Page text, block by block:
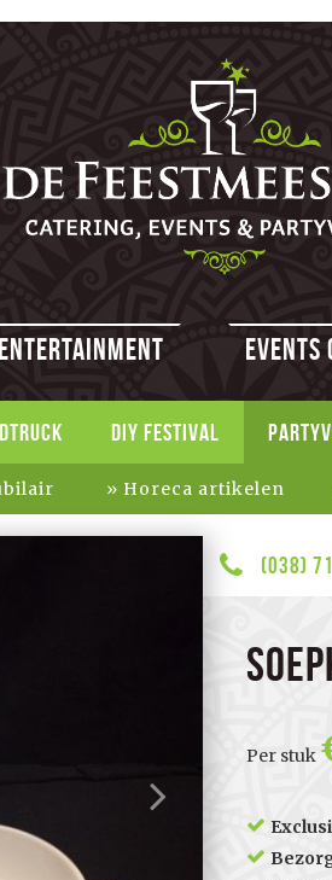
Entertainment
DIY FESTIVAL
Horeca artikelen
(038)
Per stuk